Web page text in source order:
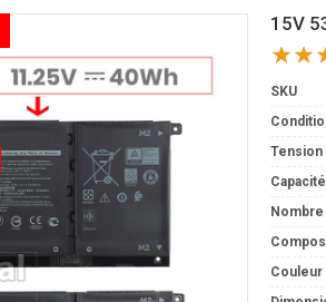
15V
SKU
Tension
Capacité
Couleur